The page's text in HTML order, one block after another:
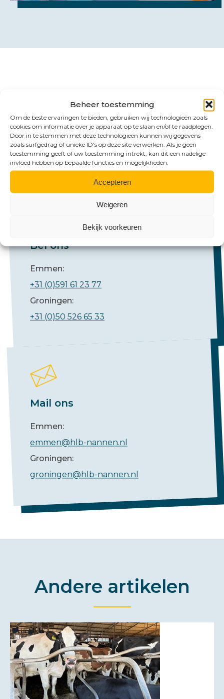
Beheer toestemming
Om de beste ervaringen te bieden, gebruiken wij technologieën zoals
cookies om informatie over je apparaat op te slaan en/of te raadplegen.
Door in te stemmen met deze technologieën kunnen wij gegevens
zoals surfgedrag of unieke ID's op deze site verwerken. Als je geen
toestemming geeft of uw toestemming intrekt, kan dit een nadelige
invloed hebben op bepaalde functies en mogelijkheden.
Accepteren
Weigeren
Bekijk voorkeuren
Benieuwd naar de
mogelijkheden?
Bel ons
Emmen:
+31 (0)591 61 23 77
Groningen:
+31 (0)50 526 65 33
Mail ons
Emmen:
emmen@hlb-nannen.nl
Groningen:
groningen@hlb-nannen.nl
Andere artikelen